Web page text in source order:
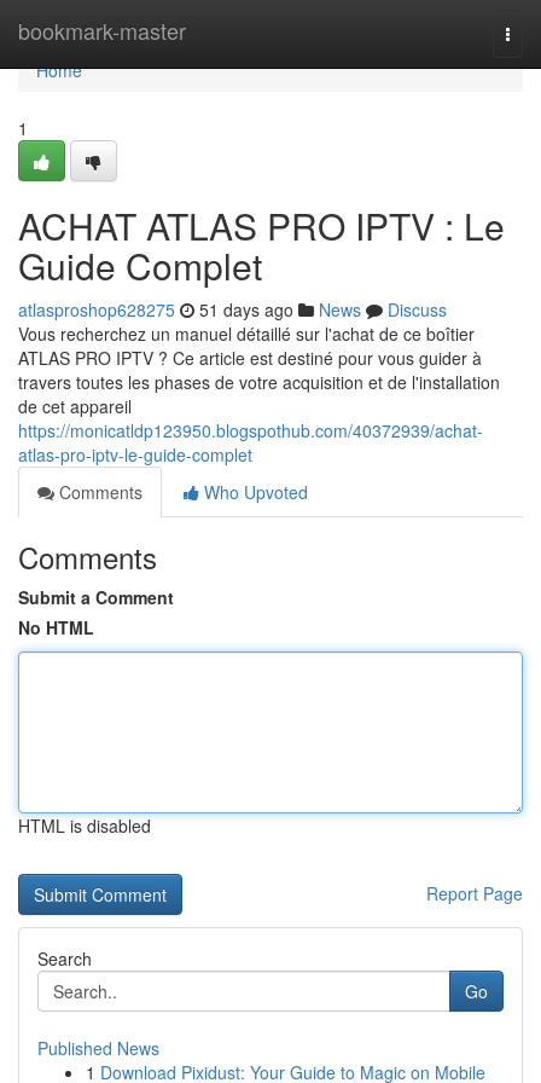
bookmark-master
Home
Home
1
ACHAT ATLAS PRO IPTV : Le
Guide Complet
atlasproshop628275 51 days ago News
Discuss
Vous recherchez un manuel détaillé sur l'achat de ce boîtier
ATLAS PRO IPTV ? Ce article est destiné pour vous guider à
travers toutes les phases de votre acquisition et de l'installation
de cet appareil
https://monicatldp123950.blogspothub.com/40372939/achat-
atlas-pro-iptv-le-guide-complet
Comments
Who Upvoted
Comments
Submit a Comment
No HTML
HTML is disabled
Report Page
Search
Go
Published News
1 Download Pixidust: Your Guide to Magic on Mobile